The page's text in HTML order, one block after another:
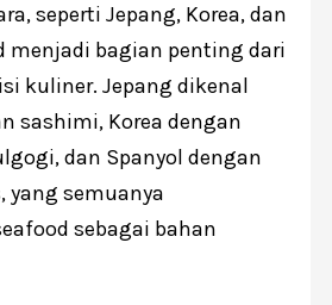
seperti Jepang, Korea, dan
menjadi bagian penting dari
kuliner. Jepang dikenal
sashimi, Korea dengan
dan Spanyol dengan
yang semuanya
sebagai bahan